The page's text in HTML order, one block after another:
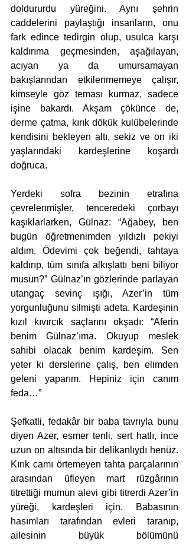
doldururdu yüreğini. Aynı şehrin
caddelerini paylaştığı insanların, onu
fark edince tedirgin olup, usulca karşı
kaldırıma geçmesinden, aşağılayan,
acıyan ya da umursamayan
bakışlarından etkilenmemeye çalışır,
kimseyle göz teması kurmaz, sadece
işine bakardı. Akşam çökünce de,
derme çatma, kırık dökük kulübelerinde
kendisini bekleyen altı, sekiz ve on iki
yaşlarındaki kardeşlerine koşardı
doğruca.
Yerdeki sofra bezinin etrafına
çevrelenmişler, tenceredeki çorbayı
kaşıklarlarken, Gülnaz: “Ağabey, ben
bugün öğretmenimden yıldızlı pekiyi
aldım. Ödevimi çok beğendi, tahtaya
kaldırıp, tüm sınıfa alkışlattı beni biliyor
musun?” Gülnaz’ın gözlerinde parlayan
utangaç sevinç ışığı, Azer’in tüm
yorgunluğunu silmişti adeta. Kardeşinin
kızıl kıvırcık saçlarını okşadı: “Aferin
benim Gülnaz’ıma. Okuyup meslek
sahibi olacak benim kardeşim. Sen
yeter ki derslerine çalış, ben elimden
geleni yaparım. Hepiniz için canım
feda…”
Şefkatli, fedakâr bir baba tavrıyla bunu
diyen Azer, esmer tenli, sert hatlı, ince
uzun on altısında bir delikanlıydı henüz.
Kırık camı örtemeyen tahta parçalarının
arasından üfleyen mart rüzgârının
titrettiği mumun alevi gibi titrerdi Azer’in
yüreği, kardeşleri için. Babasının
hasımları tarafından evleri taranıp,
ailesinin büyük bölümünü